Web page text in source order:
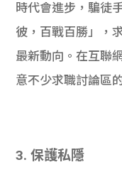
時代會進步，騙徒
彼，百戰百勝」，
最新動向。在互聯
意不少求職討論區
3. 保護私隱